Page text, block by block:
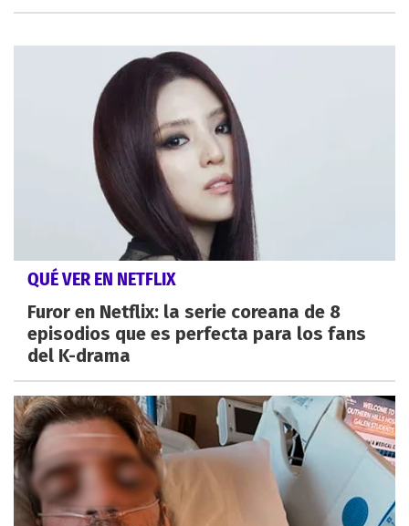
QUÉ VER EN NETFLIX
Furor en Netflix: la serie coreana de 8
episodios que es perfecta para los fans
del K-drama